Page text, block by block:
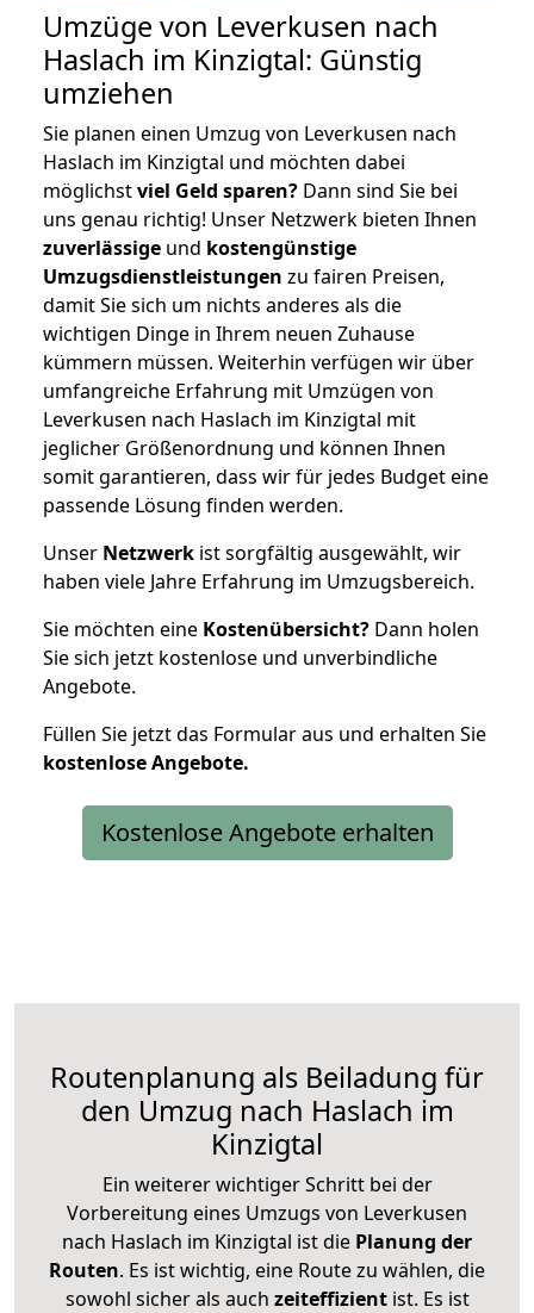
Umzüge von Leverkusen nach
Haslach im Kinzigtal: Günstig
umziehen
Sie planen einen Umzug von Leverkusen nach
Haslach im Kinzigtal und möchten dabei
möglichstviel Geld sparen? Dann sind Sie bei
uns genau richtig! Unser Netzwerk bieten Ihnen
zuverlässige und kostengünstige
Umzugsdienstleistungen zu fairen Preisen,
damit Sie sich um nichts anderes als die
wichtigen Dinge in Ihrem neuen Zuhause
kümmern müssen. Weiterhin verfügen wir über
umfangreiche Erfahrung mit Umzügen von
Leverkusen nach Haslach im Kinzigtal mit
jeglicher Größenordnung und können Ihnen
somit garantieren, dass wir für jedes Budget eine
passende Lösung finden werden.
Unser Netzwerk ist sorgfältig ausgewählt, wir
haben viele Jahre Erfahrung im Umzugsbereich.
Sie möchten eine Kostenübersicht? Dann holen
Sie sich jetzt kostenlose und unverbindliche
Angebote.
Füllen Sie jetzt das Formular aus und erhalten Sie
kostenloseAngebote.
Kostenlose Angebote erhalten
Routenplanung als Beiladung für
den Umzug nach Haslach im
Kinzigtal
Ein weiterer wichtiger Schritt bei der
Vorbereitung eines Umzugs von Leverkusen
nach Haslach im Kinzigtal ist die Planung der
Routen. Es ist wichtig, eine Route zu wählen, die
sowohl sicher als auch zeiteffizientist. Es ist